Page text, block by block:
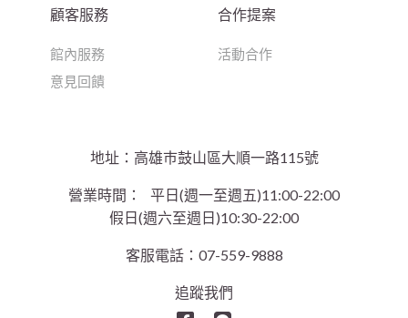
地址：高雄巿鼓山區大順一路115號
營業時間：
平日(週一至週五)11:00-22:00
假日(週六至週日)10:30-22:00
客服電話：07-559-9888
追蹤我們
顧客服務
館內服務
意見回饋
合作提案
活動合作